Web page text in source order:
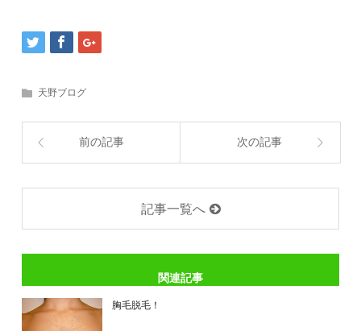
天野ブログ
前の記事 次の記事
記事一覧へ
関連記事
胸毛脱毛！